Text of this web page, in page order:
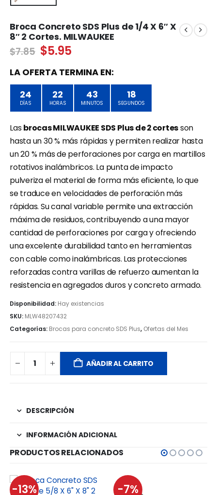
Broca Concreto SDS Plus de 1/4 X 6″ X
8″ 2 Cortes. MILWAUKEE
$7.85 El
original
era:
$7.85.
$5.95El
actual
es:
$5.95.
LA OFERTA TERMINA EN:
24
DÍAS
22
HORAS
43
MINUTOS
18
SEGUNDOS
Lasbrocas MILWAUKEE SDS Plus de 2 cortesson
hasta un 30 % más rápidas y permiten realizar hasta
un 20 % más de perforaciones por carga en martillos
rotativos inalámbricos. La punta de impacto
pulveriza el material de forma más eficiente, lo que
se traduce en velocidades de perforación más
rápidas. Su canal variable permite una extracción
máxima de residuos, contribuyendo a una mayor
cantidad de perforaciones por carga y ofreciendo
una excelente durabilidad tanto en herramientas
con cable como inalámbricas. Las protecciones
reforzadas contra varillas de refuerzo aumentan la
resistencia en agregados duros y concreto armado.
Disponibilidad: Hay existencias
SKU: MLW48207432
Categorías: Brocas para concreto SDS Plus, Ofertas del Mes
AÑADIR AL CARRITO
DESCRIPCIÓN
INFORMACIÓN ADICIONAL
PRODUCTOS RELACIONADOS
-13% -7%